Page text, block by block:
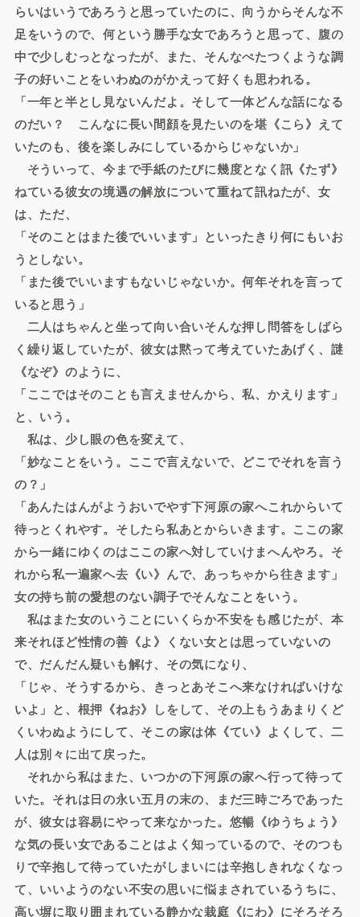
らいはいうであろうと思っていたのに、向うからそんな不
足をいうので、何という勝手な女であろうと思って、腹の
中で少しむっとなったが、また、そんなぺたつくような調
子の好いことをいわぬのがかえって好くも思われる。
「一年と半とし見ないんだよ。そして一体どんな話になる
のだい？ こんなに長い間顔を見たいのを堪《こら》えて
いたのも、後を楽しみにしているからじゃないか」
そういって、今まで手紙のたびに幾度となく訊《たず》
ねている彼女の境遇の解放について重ねて訊ねたが、女
は、ただ、
「そのことはまた後でいいます」といったきり何にもいお
うとしない。
「また後でいいますもないじゃないか。何年それを言って
いると思う」
二人はちゃんと坐って向い合いそんな押し問答をしばら
く繰り返していたが、彼女は黙って考えていたあげく、謎
《なぞ》のように、
「ここではそのことも言えませんから、私、かえります」
と、いう。
私は、少し眼の色を変えて、
「妙なことをいう。ここで言えないで、どこでそれを言う
の？」
「あんたはんがようおいでやす下河原の家へこれからいて
待っとくれやす。そしたら私あとからいきます。ここの家
から一緒にゆくのはここの家へ対していけまへんやろ。そ
れから私一遍家へ去《い》んで、あっちゃから往きます」
女の持ち前の愛想のない調子でそんなことをいう。
私はまた女のいうことにいくらか不安をも感じたが、本
来それほど性情の善《よ》くない女とは思っていないの
で、だんだん疑いも解け、その気になり、
「じゃ、そうするから、きっとあそこへ来なければいけな
いよ」と、根押《ねお》しをして、その上もうあまりくど
くいわぬようにして、そこの家は体《てい》よくして、二
人は別々に出て戻った。
それから私はまた、いつかの下河原の家へ行って待って
いた。それは日の永い五月の末の、まだ三時ごろであった
が、彼女は容易にやって来なかった。悠暢《ゆうちょう》
な気の長い女であることはよく知っているので、そのつも
りで辛抱して待っていたがしまいには辛抱しきれなくなっ
て、いいようのない不安の思いに悩まされているうちに、
高い塀に取り囲まれている静かな栽庭《にわ》にそろそろ